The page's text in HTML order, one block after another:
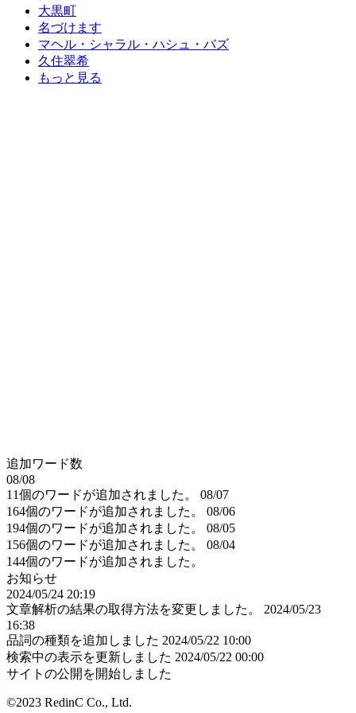
大黒町
名づけます
マヘル・シャラル・ハシュ・バズ
久住翠希
もっと見る
追加ワード数
08/08
11個のワードが追加されました。
08/07
164個のワードが追加されました。
08/06
194個のワードが追加されました。
08/05
156個のワードが追加されました。
08/04
144個のワードが追加されました。
お知らせ
2024/05/24 20:19
文章解析の結果の取得方法を変更しました。
2024/05/23
16:38
品詞の種類を追加しました 2024/05/22 10:00
検索中の表示を更新しました 2024/05/22 00:00
サイトの公開を開始しました
©2023 RedinC Co., Ltd.